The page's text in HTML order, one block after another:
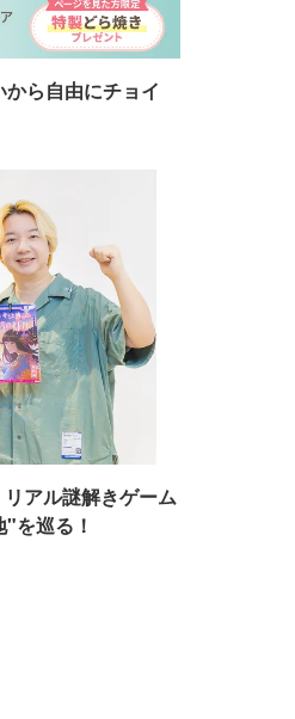
ら自由にチョイ
アル謎解きゲーム
を巡る！